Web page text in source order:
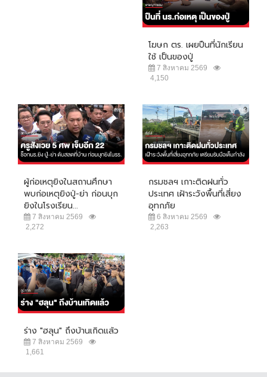
โฆษก ตร. เผยปืนที่นักเรียน
ใช้ เป็นของปู่
7 สิงหาคม 2569
4,150
ผู้ก่อเหตุยิงในสถานศึกษา
พบก่อเหตุยิงปู่-ย่า ก่อนบุก
ยิงในโรงเรียน...
7 สิงหาคม 2569
2,272
กรมชลฯ เกาะติดฝนทั่ว
ประเทศ เฝ้าระวังพื้นที่เสี่ยง
อุทกภัย
6 สิงหาคม 2569
2,263
ร่าง "ฮลุน" ถึงบ้านเกิดแล้ว
7 สิงหาคม 2569
1,661